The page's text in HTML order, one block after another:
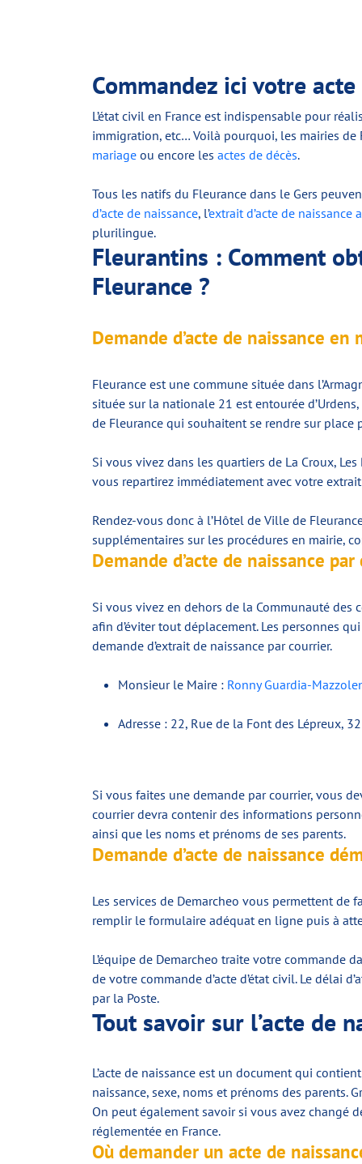
Commandez ici votre
L’état civil en France est indispensable pour
immigration, etc… Voilà pourquoi, les mairies de
mariage ou encore les actes de décès.
Tous les natifs du Fleurance dans le Gers
d’acte de naissance, l’extrait d’acte de naissance
plurilingue.
Fleurantins : Comment
Fleurance ?
Demande d’acte de naissance
Fleurance est une commune située dans
située sur la nationale 21 est entourée
de Fleurance qui souhaitent se rendre sur
Si vous vivez dans les quartiers de La Croux,
vous repartirez immédiatement avec votre
Rendez-vous donc à l’Hôtel de Ville de
supplémentaires sur les procédures en mairie,
Demande d’acte de naissance
Si vous vivez en dehors de la Communauté des
afin d’éviter tout déplacement. Les personnes
demande d’extrait de naissance par courrier.
Monsieur le Maire : Ronny Guardia-
Adresse : 22, Rue de la Font des Lépreux,
Si vous faites une demande par courrier, vous
courrier devra contenir des informations
ainsi que les noms et prénoms de ses parents.
Demande d’acte de naissance
Les services de Demarcheo vous permettent de
remplir le formulaire adéquat en ligne puis à
L’équipe de Demarcheo traite votre
de votre commande d’acte d’état civil. Le délai
par la Poste.
Tout savoir sur l’acte de
L’acte de naissance est un document qui
naissance, sexe, noms et prénoms des parents.
On peut également savoir si vous avez changé
réglementée en France.
Où demander un acte de